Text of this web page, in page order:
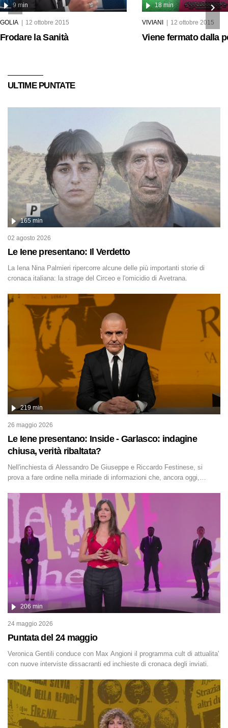
Frodare la Sanità
9 min
GOLIA 12 ottobre 2015
Viene fermato dalla
18 min
VIVIANI 12 ottobre 2015
ULTIME PUNTATE
Le Iene presentano: Il Verdetto
165 min
02 agosto 2026
La Iena Nina Palmieri ripercorre alcune delle più importanti storie di
cronaca italiana: la strage del Circeo e l'omicidio di Avetrana.
Le Iene presentano: Inside - Garlasco: indagine
chiusa, verità ribaltata?
219 min
26 maggio 2026
Nell'inchiesta di Alessandro De Giuseppe e Riccardo Festinese, si
prova a fare ordine nella miriade di informazioni che, ancora oggi,
discusse degli ultimi anni. Lo speciale ricostruisce la vicenda mettendo
in fila testimonianze, errori, dettagli controversi e i protagonisti di
un'indagine che sembra non avere fine.
Puntata del 24 maggio
206 min
24 maggio 2026
Veronica Gentili conduce con Max Angioni il programma cult di attualita'
con nuove interviste dissacranti ed inchieste di cronaca degli inviati.